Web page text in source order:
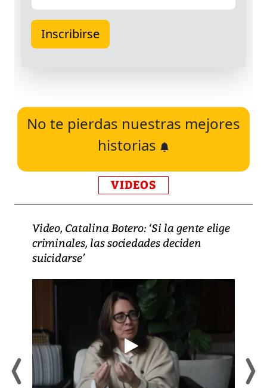
No te pierdas nuestras mejores
historias
VIDEOS
Video, Catalina Botero: ‘Si la gente elige
criminales, las sociedades deciden
suicidarse’